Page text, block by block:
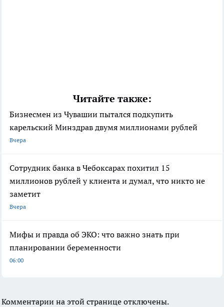
Читайте также:
Бизнесмен из Чувашии пытался подкупить
карельский Минздрав двумя миллионами рублей
Вчера
Сотрудник банка в Чебоксарах похитил 15
миллионов рублей у клиента и думал, что никто не
заметит
Вчера
Мифы и правда об ЭКО: что важно знать при
планировании беременности
06:00
Комментарии на этой странице отключены.